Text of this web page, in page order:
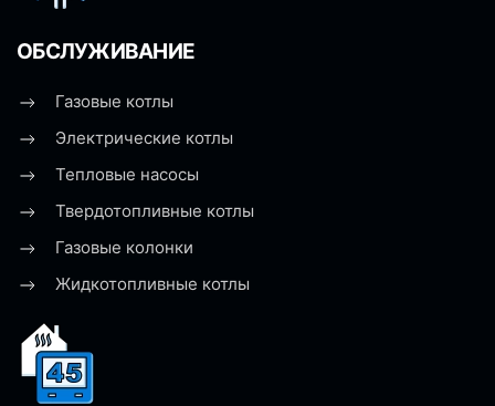
ОБСЛУЖИВАНИЕ
Газовые котлы
Электрические котлы
Тепловые насосы
Твердотопливные котлы
Газовые колонки
Жидкотопливные котлы